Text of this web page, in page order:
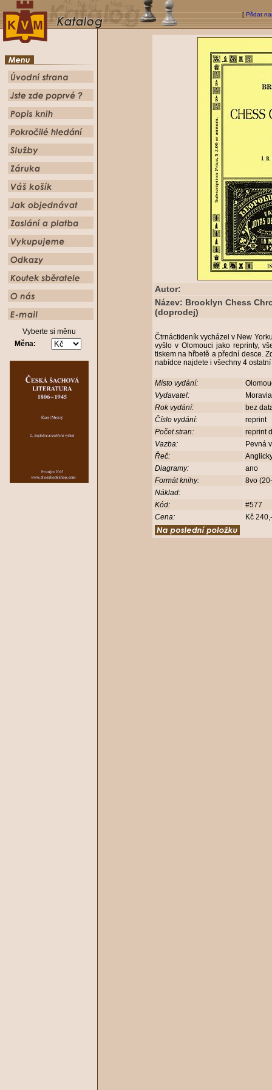
[ Přidat
Vyberte si měnu
Měna:
Autor:
Název: Brooklyn Chess
(doprodej)
Čtrnáctideník vycházel v New
vyšlo v Olomouci jako reprinty,
tiskem na hřbetě a přední desce.
nabídce najdete i všechny 4
Místo vydání:
Vydavatel:
Rok vydání:
bez
Číslo vydání:
reprint
Počet stran:
reprint
Vazba:
Pevná
Řeč:
Diagramy:
ano
Formát knihy:
8vo
Náklad:
Kód:
#577
Cena:
Kč